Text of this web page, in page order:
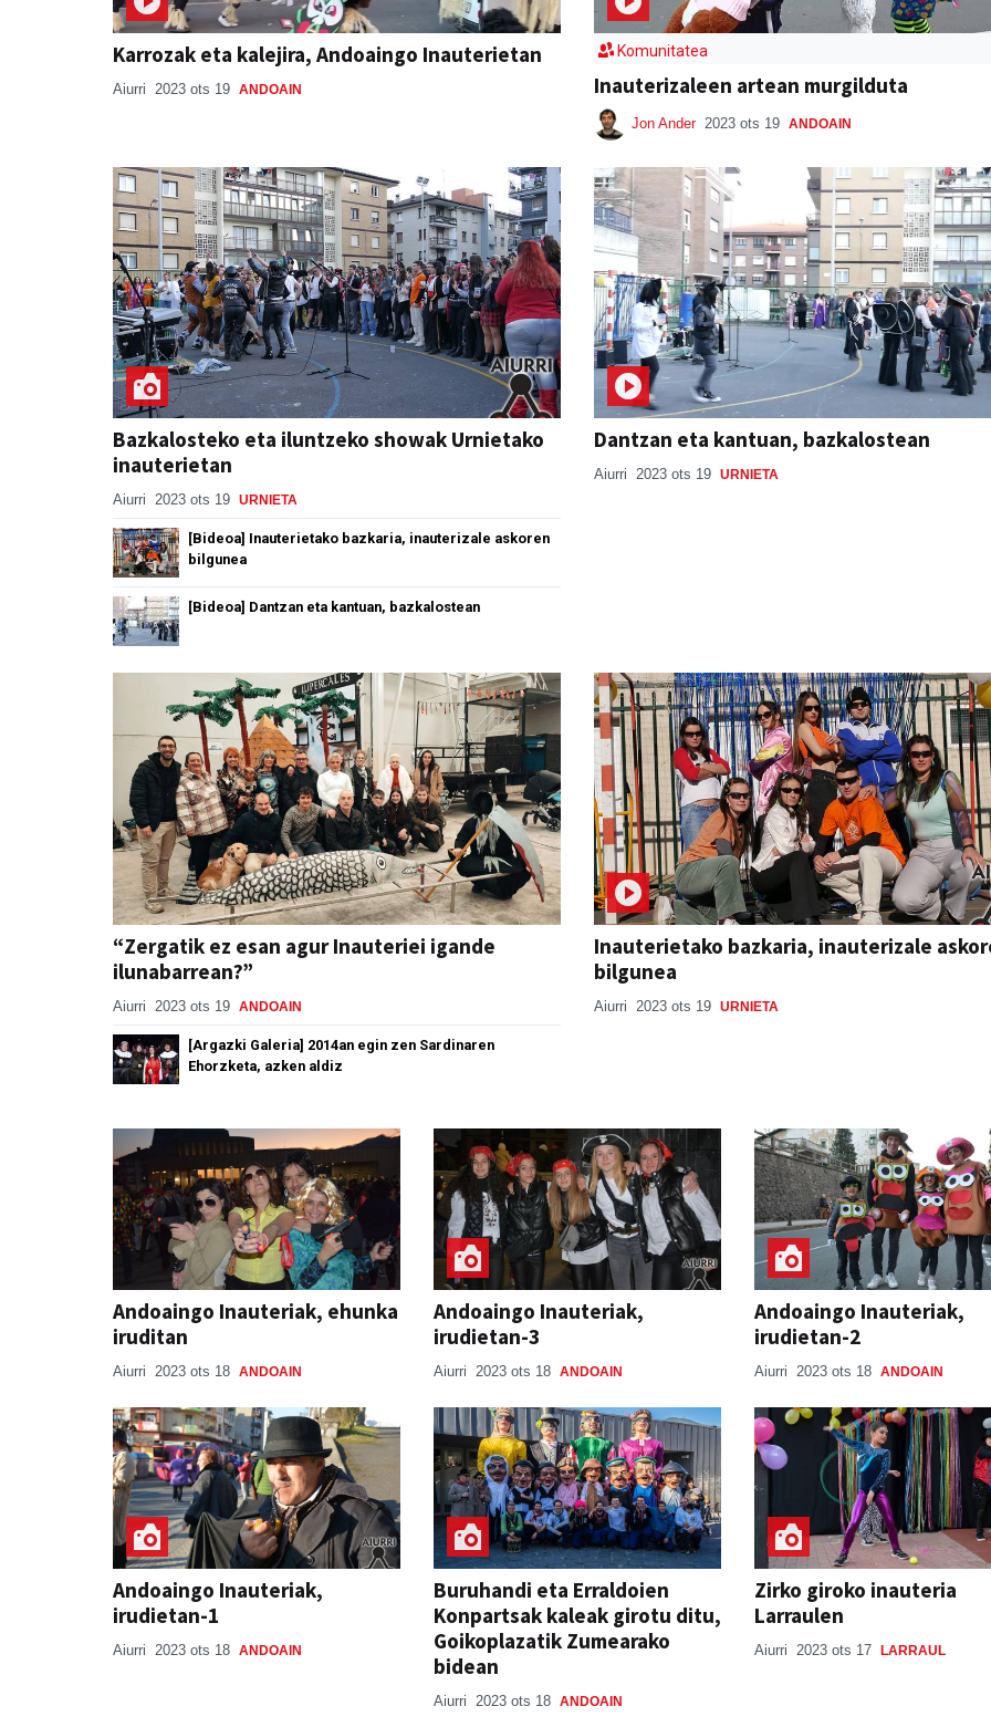
Karrozak eta kalejira, Andoaingo Inauterietan
Aiurri 2023 ots 19 ANDOAIN
Komunitatea
Inauterizaleen artean murgilduta
Jon Ander 2023 ots 19 ANDOAIN
Bazkalosteko eta iluntzeko showak Urnietako
inauterietan
Aiurri 2023 ots 19 URNIETA
[Bideoa] Inauterietako bazkaria, inauterizale askoren
bilgunea
[Bideoa] Dantzan eta kantuan, bazkalostean
Dantzan eta kantuan, bazkalostean
Aiurri 2023 ots 19 URNIETA
“Zergatik ez esan agur Inauteriei igande
ilunabarrean?”
Aiurri 2023 ots 19 ANDOAIN
[Argazki Galeria] 2014an egin zen Sardinaren
Ehorzketa, azken aldiz
Inauterietako bazkaria, inauterizale
bilgunea
Aiurri 2023 ots 19 URNIETA
Andoaingo Inauteriak, ehunka
iruditan
Aiurri 2023 ots 18 ANDOAIN
Andoaingo Inauteriak,
irudietan-3
Aiurri 2023 ots 18 ANDOAIN
Andoaingo Inauteriak,
irudietan-2
Aiurri 2023 ots 18 ANDOAIN
Andoaingo Inauteriak,
irudietan-1
Aiurri 2023 ots 18 ANDOAIN
Buruhandi eta Erraldoien
Konpartsak kaleak girotu ditu,
Goikoplazatik Zumearako
bidean
Aiurri 2023 ots 18 ANDOAIN
Zirko giroko inauteria
Larraulen
Aiurri 2023 ots 17 LARRAUL